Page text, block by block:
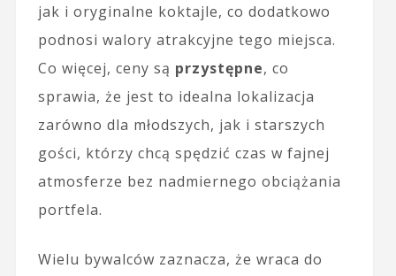
jak i oryginalne koktajle, co dodatkowo
podnosi walory atrakcyjne tego miejsca.
Co więcej, ceny są przystępne, co
sprawia, że jest to idealna lokalizacja
zarówno dla młodszych, jak i starszych
gości, którzy chcą spędzić czas w fajnej
atmosferze bez nadmiernego obciążania
portfela.
Wielu bywalców zaznacza, że wraca do